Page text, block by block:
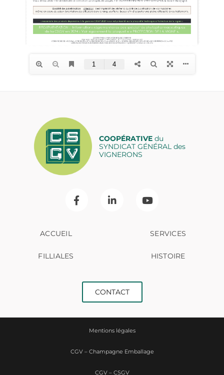
COOPÉRATIVEdu
SYNDICAT GÉNÉRAL des
VIGNERONS
ACCUEIL SERVICES
FILLIALES HISTOIRE
CONTACT
Mentions légales
CGV – Champagne Emballage
CGV – CSGV